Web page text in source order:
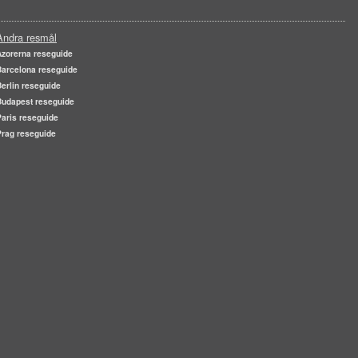
resmål
reseguide
reseguide
reseguide
reseguide
reseguide
reseguide